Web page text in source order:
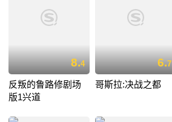
8.4
反叛的鲁路修剧场
版1兴道
6.7
哥斯拉:决战之都